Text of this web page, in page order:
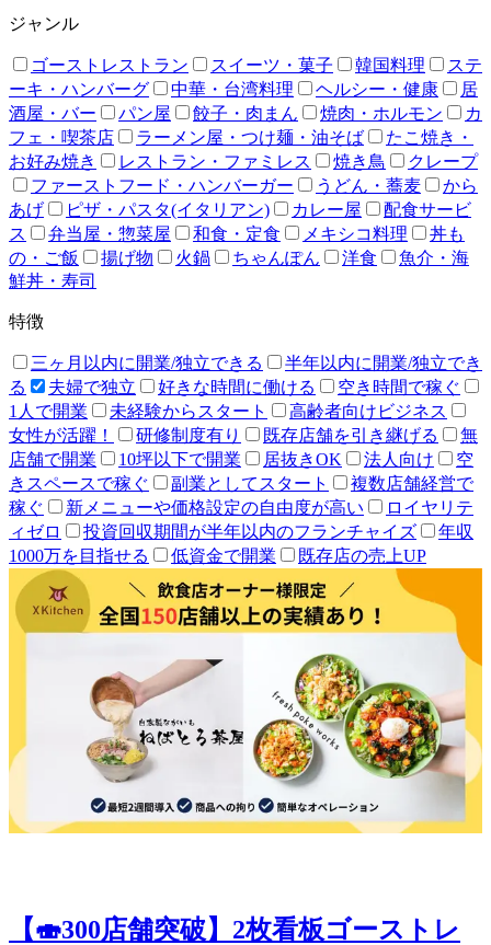
ジャンル
ゴーストレストラン スイーツ・菓子 韓国料理
ステ
ーキ・ハンバーグ
中華・台湾料理 ヘルシー・健康
居
酒屋・バー
パン屋 餃子・肉まん 焼肉・ホルモン
カ
フェ・喫茶店
ラーメン屋・つけ麺・油そば
たこ焼き・
お好み焼き
レストラン・ファミレス 焼き鳥
クレープ
ファーストフード・ハンバーガー
うどん・蕎麦
から
あげ
ピザ・パスタ(イタリアン) カレー屋
配食サービ
ス
弁当屋・惣菜屋 和食・定食 メキシコ料理
丼も
の・ご飯
揚げ物 火鍋 ちゃんぽん 洋食
魚介・海
鮮丼・寿司
特徴
三ヶ月以内に開業/独立できる
半年以内に開業/独立でき
る
夫婦で独立 好きな時間に働ける
空き時間で稼ぐ
1人で開業
未経験からスタート
高齢者向けビジネス
女性が活躍！
研修制度有り 既存店舗を引き継げる
無
店舗で開業
10坪以下で開業 居抜きOK 法人向け
空
きスペースで稼ぐ
副業としてスタート
複数店舗経営で
稼ぐ
新メニューや価格設定の自由度が高い
ロイヤリテ
ィゼロ
投資回収期間が半年以内のフランチャイズ
年収
1000万を目指せる
低資金で開業 既存店の売上UP
【🍣300店舗突破】2枚看板ゴーストレ